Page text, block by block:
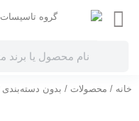
خانه / محصولات / بدون دسته‌بندی